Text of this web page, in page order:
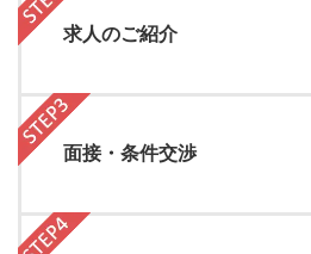
求人のご紹介
面接・条件交渉